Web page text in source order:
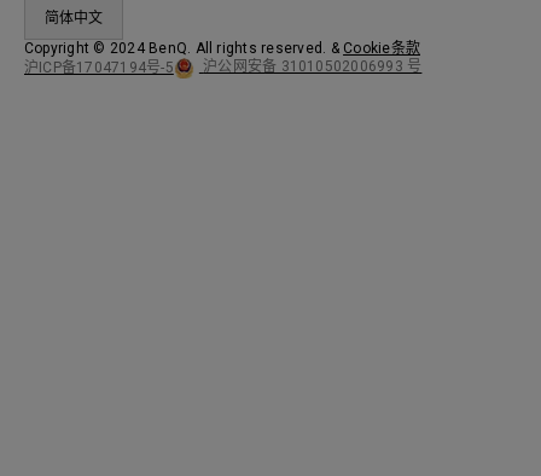
简体中文
Copyright © 2024 BenQ. All rights reserved.
& Cookie条款
沪ICP备17047194号-5
沪公网安备 31010502006993 号